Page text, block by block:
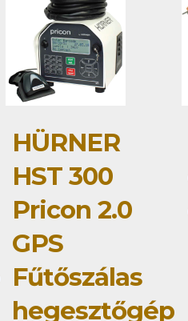
HÜRNER
HST 300
Pricon 2.0
GPS
Fűtőszálas
hegesztőgép